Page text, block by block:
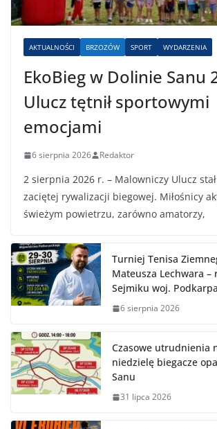
AKTUALNOŚCI BRZOZÓW SPORT WYDARZENIA
EkoBieg w Dolinie Sanu
Ulucz tętnił sportowymi
emocjami
6 sierpnia 2026 Redaktor
2 sierpnia 2026 r. – Malowniczy Ulucz
zaciętej rywalizacji biegowej. Miłośnicy
świeżym powietrzu, zarówno amatorzy,
Turniej Tenisa
Mateusza Lechwara –
Sejmiku woj.
6 sierpnia 2026
Czasowe utrudnienia
niedzielę biegacze
Sanu
31 lipca 2026